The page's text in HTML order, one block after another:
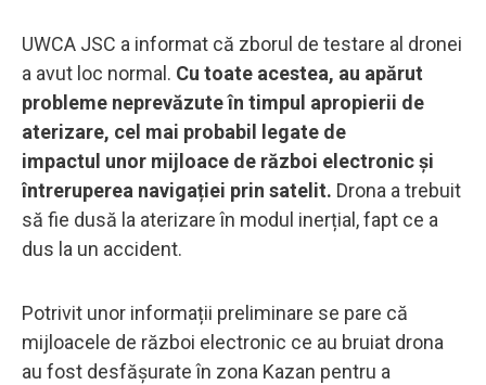
UWCA JSC a informat că zborul de testare al dronei
a avut loc normal. Cu toate acestea, au apărut
probleme neprevăzute în timpul apropierii de
aterizare, cel mai probabil legate de
impactul unor mijloace de război electronic și
întreruperea navigației prin satelit. Drona a trebuit
să fie dusă la aterizare în modul inerțial, fapt ce a
dus la un accident.
Potrivit unor informații preliminare se pare că
mijloacele de război electronic ce au bruiat drona
au fost desfășurate în zona Kazan pentru a